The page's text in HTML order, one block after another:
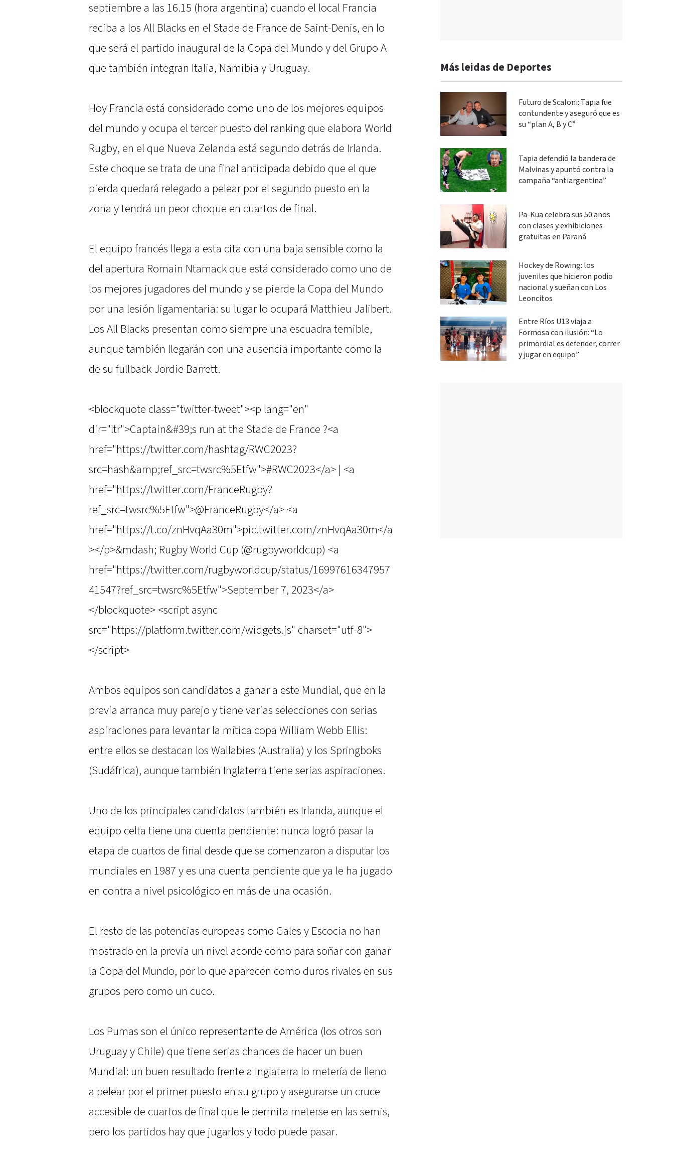
septiembre a las 16.15 (hora argentina) cuando el local Francia
reciba a los All Blacks en el Stade de France de Saint-Denis, en lo
que será el partido inaugural de la Copa del Mundo y del Grupo A
que también integran Italia, Namibia y Uruguay.
Hoy Francia está considerado como uno de los mejores equipos
del mundo y ocupa el tercer puesto del ranking que elabora World
Rugby, en el que Nueva Zelanda está segundo detrás de Irlanda.
Este choque se trata de una final anticipada debido que el que
pierda quedará relegado a pelear por el segundo puesto en la
zona y tendrá un peor choque en cuartos de final.
El equipo francés llega a esta cita con una baja sensible como la
del apertura Romain Ntamack que está considerado como uno de
los mejores jugadores del mundo y se pierde la Copa del Mundo
por una lesión ligamentaria: su lugar lo ocupará Matthieu Jalibert.
Los All Blacks presentan como siempre una escuadra temible,
aunque también llegarán con una ausencia importante como la
de su fullback Jordie Barrett.
<blockquote class="twitter-tweet"><p lang="en"
dir="ltr">Captain&#39;s run at the Stade de France ?<a
href="https://twitter.com/hashtag/RWC2023?
src=hash&amp;ref_src=twsrc%5Etfw">#RWC2023</a> | <a
href="https://twitter.com/FranceRugby?
ref_src=twsrc%5Etfw">@FranceRugby</a> <a
href="https://t.co/znHvqAa30m">pic.twitter.com/znHvqAa30m</a
></p>&mdash; Rugby World Cup (@rugbyworldcup) <a
href="https://twitter.com/rugbyworldcup/status/16997616347957
41547?ref_src=twsrc%5Etfw">September 7, 2023</a>
</blockquote> <script async
src="https://platform.twitter.com/widgets.js" charset="utf-8">
</script>
Ambos equipos son candidatos a ganar a este Mundial, que en la
previa arranca muy parejo y tiene varias selecciones con serias
aspiraciones para levantar la mítica copa William Webb Ellis:
entre ellos se destacan los Wallabies (Australia) y los Springboks
(Sudáfrica), aunque también Inglaterra tiene serias aspiraciones.
Uno de los principales candidatos también es Irlanda, aunque el
equipo celta tiene una cuenta pendiente: nunca logró pasar la
etapa de cuartos de final desde que se comenzaron a disputar los
mundiales en 1987 y es una cuenta pendiente que ya le ha jugado
en contra a nivel psicológico en más de una ocasión.
El resto de las potencias europeas como Gales y Escocia no han
mostrado en la previa un nivel acorde como para soñar con ganar
la Copa del Mundo, por lo que aparecen como duros rivales en sus
grupos pero como un cuco.
Los Pumas son el único representante de América (los otros son
Uruguay y Chile) que tiene serias chances de hacer un buen
Mundial: un buen resultado frente a Inglaterra lo metería de lleno
a pelear por el primer puesto en su grupo y asegurarse un cruce
accesible de cuartos de final que le permita meterse en las semis,
pero los partidos hay que jugarlos y todo puede pasar.
Más leidas de Deportes
Futuro de Scaloni: Tapia fue
contundente y aseguró que es
su “plan A, B y C”
Tapia defendió la bandera de
Malvinas y apuntó contra la
campaña “antiargentina”
Pa-Kua celebra sus 50 años
con clases y exhibiciones
gratuitas en Paraná
Hockey de Rowing: los
juveniles que hicieron podio
nacional y sueñan con Los
Leoncitos
Entre Ríos U13 viaja a
Formosa con ilusión: “Lo
primordial es defender, correr
y jugar en equipo”